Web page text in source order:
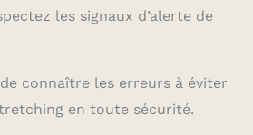
les signaux d’alerte de
connaître les erreurs à éviter
en toute sécurité.